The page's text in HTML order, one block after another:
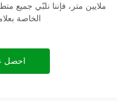
الخاصة
احصل